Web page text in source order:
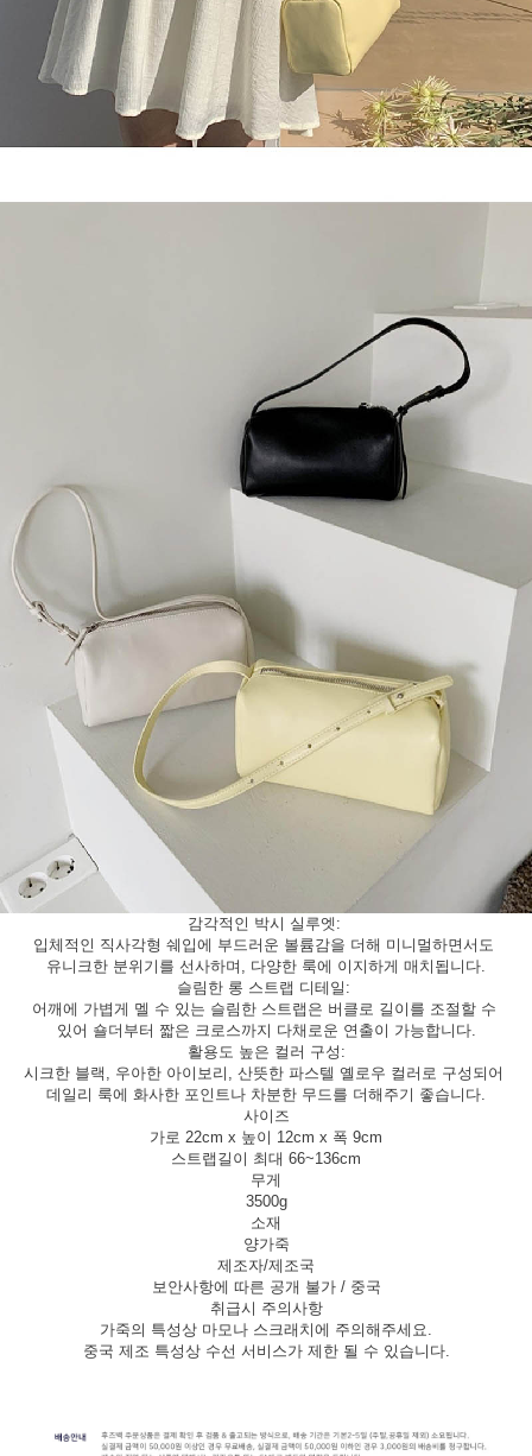
감각적인 박시 실루엣:
입체적인 직사각형 쉐입에 부드러운 볼륨감을 더해 미니멀하면서도
유니크한 분위기를 선사하며, 다양한 룩에 이지하게 매치됩니다.
슬림한 롱 스트랩 디테일:
어깨에 가볍게 멜 수 있는 슬림한 스트랩은 버클로 길이를 조절할 수
있어 숄더부터 짧은 크로스까지 다채로운 연출이 가능합니다.
활용도 높은 컬러 구성:
시크한 블랙, 우아한 아이보리, 산뜻한 파스텔 옐로우 컬러로 구성되어
데일리 룩에 화사한 포인트나 차분한 무드를 더해주기 좋습니다.
사이즈
가로 22cm x 높이 12cm x 폭 9cm
스트랩길이 최대 66~136cm
무게
3500g
소재
양가죽
제조자/제조국
보안사항에 따른 공개 불가 / 중국
취급시 주의사항
가죽의 특성상 마모나 스크래치에 주의해주세요.
중국 제조 특성상 수선 서비스가 제한 될 수 있습니다.